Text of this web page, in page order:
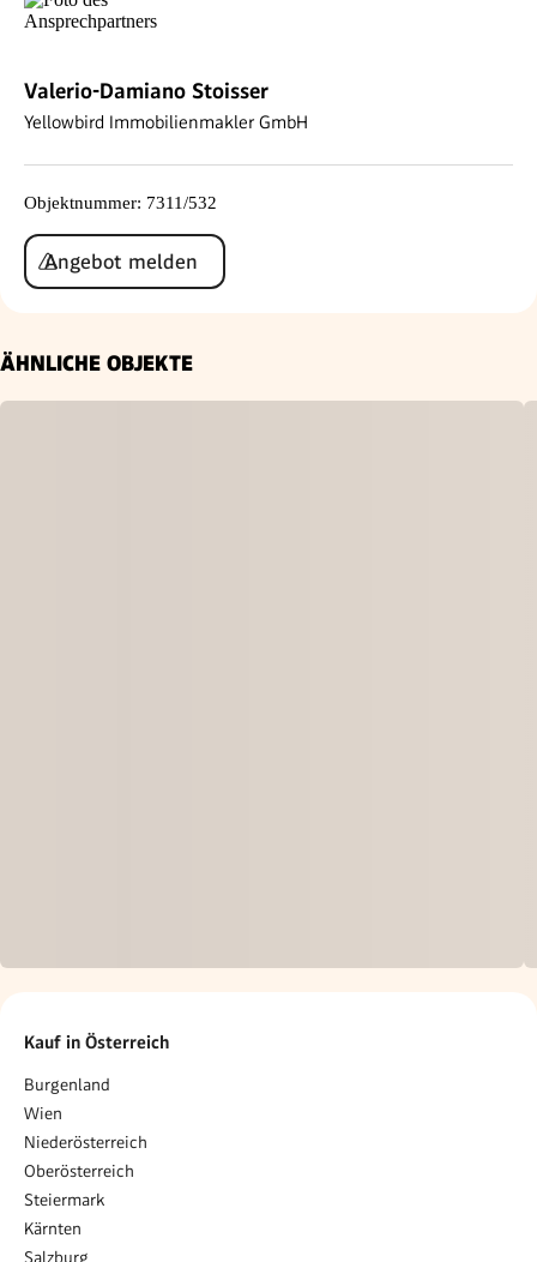
Valerio-Damiano Stoisser
Yellowbird Immobilienmakler GmbH
Objektnummer: 7311/532
Angebot melden
ÄHNLICHE OBJEKTE
Kauf in Österreich
Burgenland
Wien
Niederösterreich
Oberösterreich
Steiermark
Kärnten
Salzburg